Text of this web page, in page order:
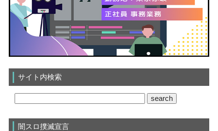
サイト内検索
闇スロ撲滅宣言